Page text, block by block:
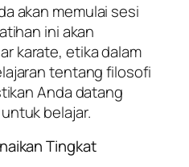
akan memulai sesi
ini akan
karate, etika dalam
tentang filosofi
Anda datang
belajar.
Tingkat